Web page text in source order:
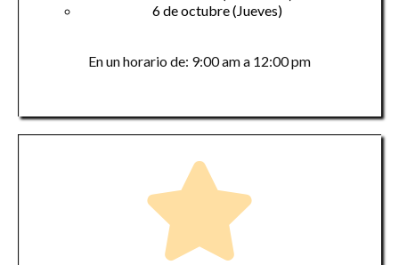
6 de octubre (Jueves)
En un horario de: 9:00 am a 12:00 pm